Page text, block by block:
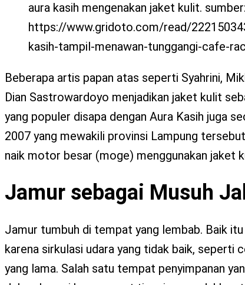
aura kasih mengenakan jaket kulit. sumber:
https://www.gridoto.com/read/
kasih-tampil-menawan-tunggangi-cafe-
Beberapa artis papan atas seperti Syahrini,
Dian Sastrowardoyo menjadikan jaket kulit
yang populer disapa dengan Aura Kasih juga
2007 yang mewakili provinsi Lampung
naik motor besar (moge) menggunakan jaket
Jamur sebagai Musuh
Jamur tumbuh di tempat yang lembab. Baik
karena sirkulasi udara yang tidak baik,
yang lama. Salah satu tempat penyimpanan